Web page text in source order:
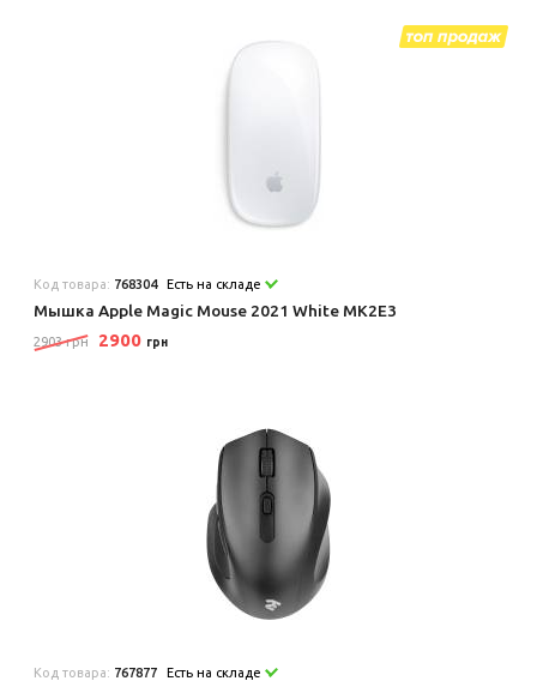
Код товара: 768304 Есть на складе
Мышка Apple Magic Mouse 2021 White MK2E3
2903 грн 2900 грн
Код товара: 767877 Есть на складе